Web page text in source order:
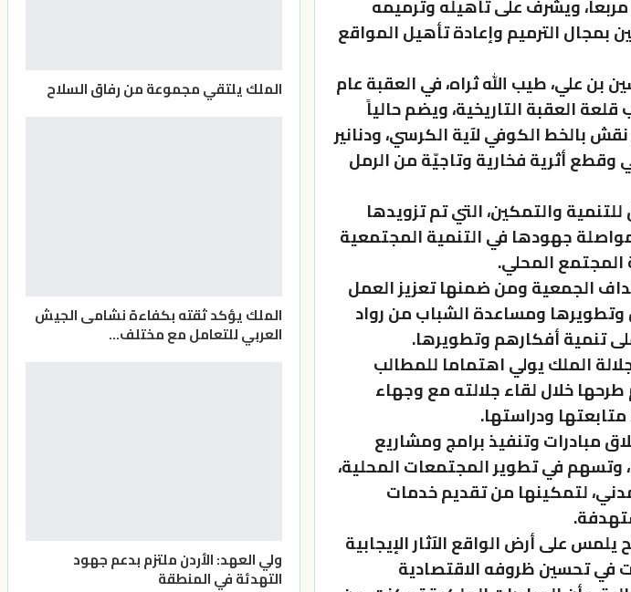
على مساحة 845 متراً مربعاً، ويشرف على تأهيله وترميمه
الترميم وإعادة تأهيل المواقع
بن علي، طيب الله ثراه، في العقبة عام
قلعة العقبة التاريخية، ويضم حالياً
بالخط الكوفي لآية الكرسي، ودنانير
وقطع أثرية فخارية وتاجيّة من الرمل
والتمكين، التي تم تزويدها
جهودها في التنمية المجتمعية
المجتمع المحلي.
الجمعية ومن ضمنها تعزيز العمل
وتطويرها ومساعدة الشباب من رواد
تنمية أفكارهم وتطويرها.
الملك يولي اهتماما للمطالب
طرحها خلال لقاء جلالته مع وجهاء
ودراستها.
مبادرات وتنفيذ برامج ومشاريع
وتسهم في تطوير المجتمعات المحلية،
لتمكينها من تقديم خدمات
على أرض الواقع الآثار الإيجابية
في تحسين ظروفه الاقتصادية
الملك يلتقي مجموعة من رفاق السلاح
الملك يؤكد ثقته بكفاءة نشامى الجيش
العربي للتعامل مع مختلف…
ولي العهد: الأردن ملتزم بدعم جهود
التهدئة في المنطقة